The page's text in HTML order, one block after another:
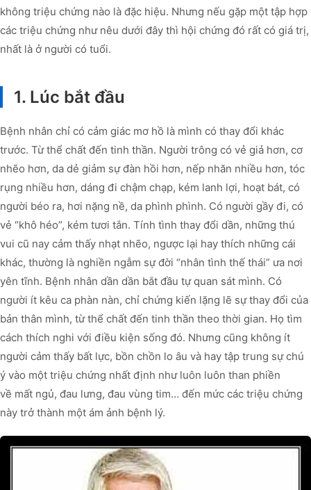
không triệu chứng nào là đặc hiệu. Nhưng nếu gặp một tập hợp
các triệu chứng như nêu dưới đây thì hội chứng đó rất có giá trị,
nhất là ở người có tuổi.
1. Lúc bắt đầu
Bệnh nhân chỉ có cảm giác mơ hồ là mình có thay đổi khác
trước. Từ thể chất đến tinh thần. Người trông có vẻ giả hơn, cơ
nhẽo hơn, da dẻ giảm sự đàn hồi hơn, nếp nhăn nhiều hơn, tóc
rụng nhiều hơn, dáng đi chậm chạp, kém lanh lợi, hoạt bát, có
người béo ra, hơi nặng nề, da phình phình. Có người gầy đi, có
vẻ “khô héo”, kém tươi tắn. Tính tình thay đổi dần, những thú
vui cũ nay cảm thấy nhạt nhẽo, ngược lại hay thích những cái
khác, thường là nghiền ngẫm sự đời “nhân tình thế thái” ưa nơi
yên tĩnh. Bệnh nhân dần dần bắt đầu tự quan sát mình. Có
người ít kêu ca phàn nàn, chỉ chứng kiến lặng lẽ sự thay đổi của
bản thân mình, từ thể chất đến tinh thần theo thời gian. Họ tìm
cách thích nghi với điều kiện sống đó. Nhưng cũng không ít
người cảm thấy bất lực, bồn chồn lo âu và hay tập trung sự chú
ý vào một triệu chứng nhất định như luôn luôn than phiền
về mất ngủ, đau lưng, đau vùng tim… đến mức các triệu chứng
này trở thành một ám ảnh bệnh lý.